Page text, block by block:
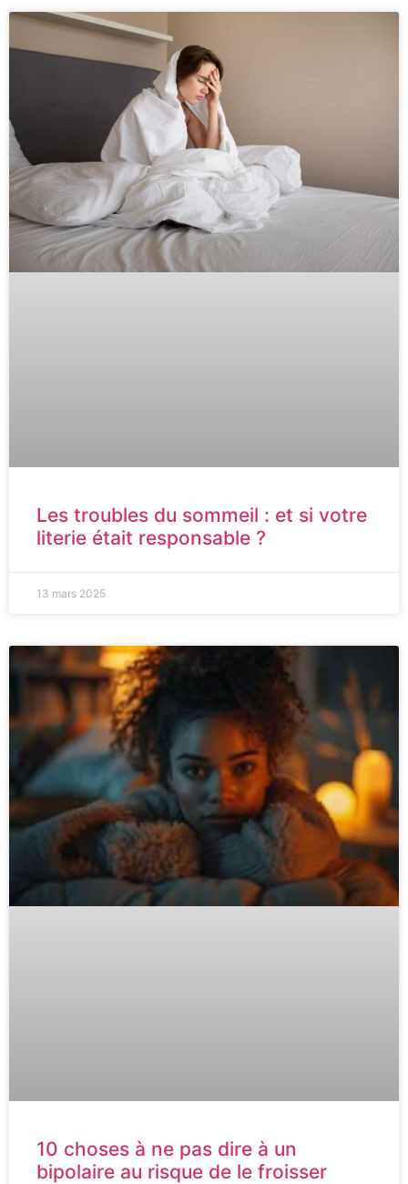
Les troubles du sommeil : et si votre
literie était responsable ?
13 mars 2025
10 choses à ne pas dire à un
bipolaire au risque de le froisser